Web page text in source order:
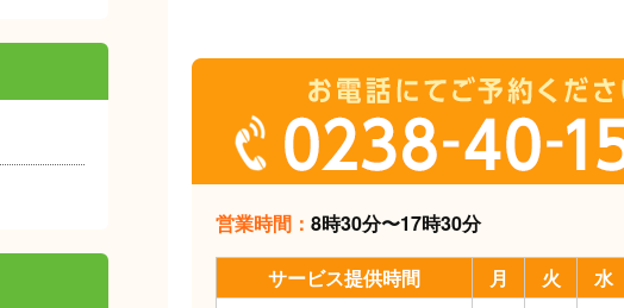
営業時間： 8時30分〜17時30分
サービス提供時間
月 火 水